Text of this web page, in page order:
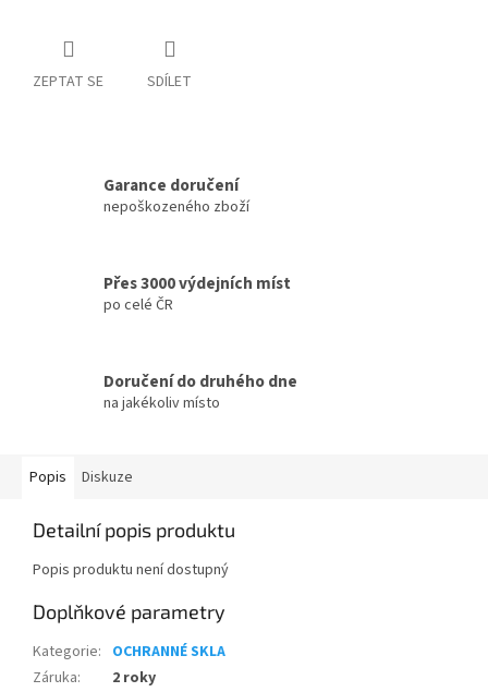
ZEPTAT SE SDÍLET
Garance doručení
nepoškozeného zboží
Přes 3000 výdejních míst
po celé ČR
Doručení do druhého dne
na jakékoliv místo
Popis Diskuze
Detailní popis produktu
Popis produktu není dostupný
Doplňkové parametry
Kategorie: OCHRANNÉ SKLA
Záruka:
2 roky